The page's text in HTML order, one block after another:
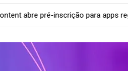
para apps regionais